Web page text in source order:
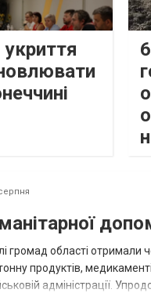
укриття
громад області отримали
продуктів,
адміністрації.